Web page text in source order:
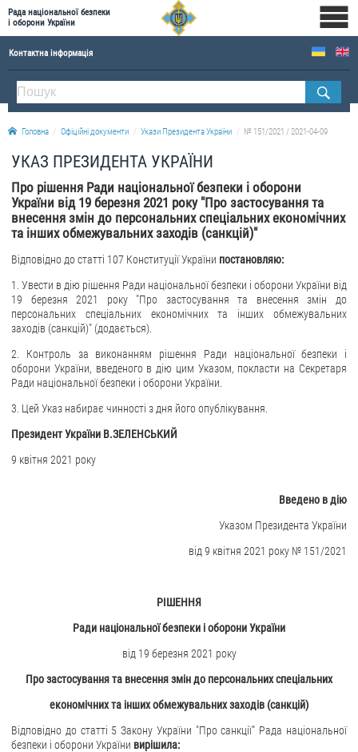
Рада національної безпеки
і оборони України
Контактна інформація
ПРО РНБОУ
Склад Ради національної безпеки і оборони України
Апарат Ради національної безпеки і оборони України
Правова основа діяльності Ради національної безпеки і оборони України
Історична довідка про діяльність Ради національної безпеки і оборони України
ОФІЦІЙНІ ДОКУМЕНТИ
Новини
Drone Deals
Фотогалерея
Відеогалерея
ЗВЕРНЕННЯ ГРОМАДЯН
Електронне звернення
Внутрішній аудит
ДЕРЖАВНИЙ РЕЄСТР САНКЦІЙ
Головна Офіційні документи Укази Президента України № 151/2021 / 2021-04-09
УКАЗ ПРЕЗИДЕНТА УКРАЇНИ
Про рішення Ради національної безпеки і оборони
України від 19 березня 2021 року "Про застосування та
внесення змін до персональних спеціальних економічних
та інших обмежувальних заходів (санкцій)"
Відповідно до статті 107 Конституції України постановляю:
1. Увести в дію рішення Ради національної безпеки і оборони України від
19 березня 2021 року "Про застосування та внесення змін до
персональних спеціальних економічних та інших обмежувальних
заходів (санкцій)" (додається).
2. Контроль за виконанням рішення Ради національної безпеки і
оборони України, введеного в дію цим Указом, покласти на Секретаря
Ради національної безпеки і оборони України.
3. Цей Указ набирає чинності з дня його опублікування.
Президент України В.ЗЕЛЕНСЬКИЙ
9 квітня 2021 року
Введено в дію
Указом Президента України
від 9 квітня 2021 року № 151/2021
РІШЕННЯ
Ради національної безпеки і оборони України
від 19 березня 2021 року
Про застосування та внесення змін до персональних спеціальних
економічних та інших обмежувальних заходів (санкцій)
Відповідно до статті 5 Закону України "Про санкції" Рада національної
безпеки і оборони України вирішила: